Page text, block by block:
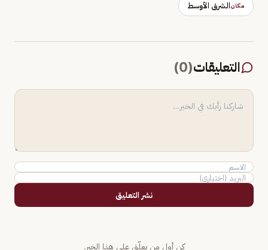
مكانالشرق الأوسط
التعليقات(
0
)
نشر التعليق
كن أول من يعلّق على هذا الخبر.